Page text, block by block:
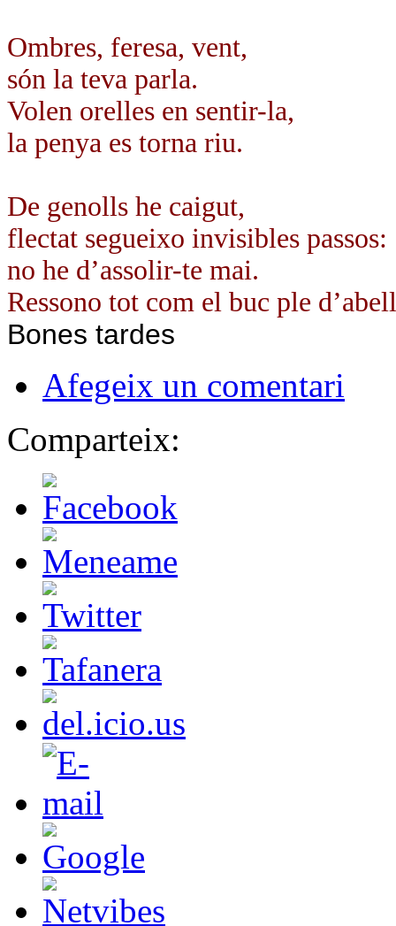
Ombres, feresa, vent,
són la teva parla.
Volen orelles en sentir-la,
la penya es torna riu.
De genolls he caigut,
flectat segueixo invisibles passos:
no he d’assolir-te mai.
Ressono tot com el buc ple
Bones tardes
Afegeix un comentari
Comparteix: